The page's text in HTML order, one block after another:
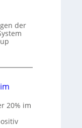
der
20% im